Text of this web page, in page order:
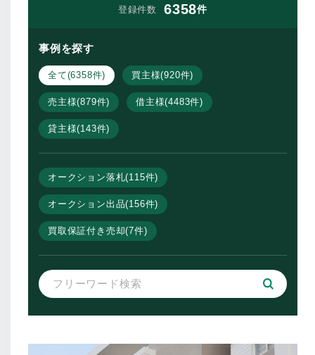
登録件数 6358件
事例を探す
全て(6358件) 買主様(920件)
売主様(879件) 借主様(4483件)
貸主様(143件)
オークション落札(115件)
オークション出品(156件)
買取保証付き売却(7件)